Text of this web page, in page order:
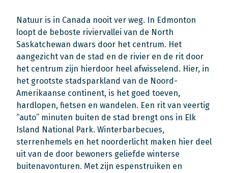
Natuur is in Canada nooit ver weg. In Edmonton
loopt de beboste riviervallei van de North
Saskatchewan dwars door het centrum. Het
aangezicht van de stad en de rivier en de rit door
het centrum zijn hierdoor heel afwisselend. Hier, in
het grootste stadsparkland van de Noord-
Amerikaanse continent, is het goed toeven,
hardlopen, fietsen en wandelen. Een rit van veertig
“auto” minuten buiten de stad brengt ons in Elk
Island National Park. Winterbarbecues,
sterrenhemels en het noorderlicht maken hier deel
uit van de door bewoners geliefde winterse
buitenavonturen. Met zijn espenstruiken en